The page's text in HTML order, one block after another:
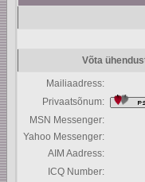
Võta
Mailiaadress:
Privaatsõnum:
MSN Messenger:
Yahoo Messenger:
AIM Aadress:
ICQ Number: